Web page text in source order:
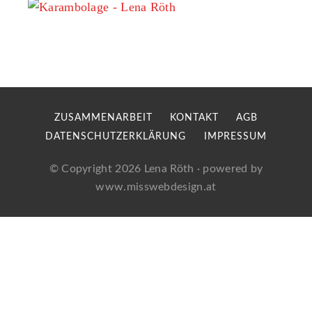
ZUSAMMENARBEIT KONTAKT
AGB
DATENSCHUTZERKLÄRUNG
IMPRESSUM
© Copyright 2026 Lena Röth · powered by
www.misswebdesign.at